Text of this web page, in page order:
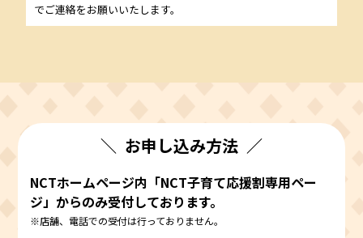
でご連絡をお願いいたします。
お申し込み方法
NCTホームページ内「NCT子育て応援割専用ペー
ジ」からのみ受付しております。
※店舗、電話での受付は行っておりません。